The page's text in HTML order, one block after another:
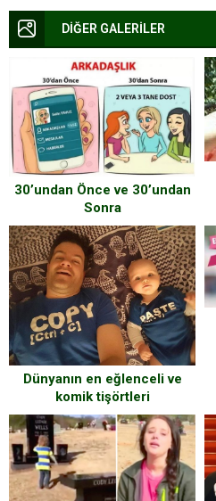
DİĞER GALERİLER
30’undan Önce ve 30’undan
Sonra
Dünyanın en eğlenceli ve
komik tişörtleri